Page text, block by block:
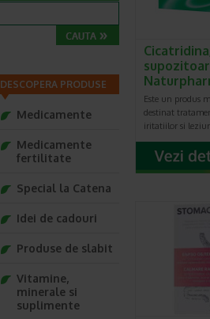
Este un produs
destinat
iritatiilor si
DESCOPERA PRODUSE
Medicamente
Medicamente
fertilitate
Special la Catena
Idei de cadouri
Produse de slabit
Vitamine,
minerale si
suplimente